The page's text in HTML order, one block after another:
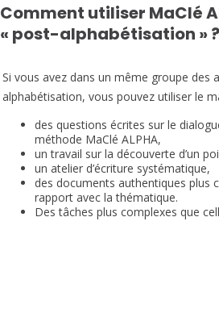
Comment utiliser MaClé
« post-alphabétisation » ?
Si vous avez dans un même groupe des
alphabétisation, vous pouvez utiliser le
des questions écrites sur le
méthode MaClé ALPHA,
un travail sur la découverte d’un
un atelier d’écriture systématique,
des documents authentiques plus
rapport avec la thématique.
Des tâches plus complexes que